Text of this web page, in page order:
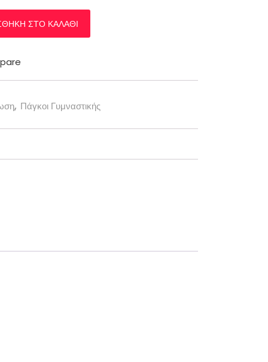
ΣΤΟ ΚΑΛΆΘΙ
, Πάγκοι Γυμναστικής